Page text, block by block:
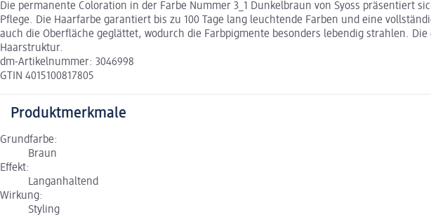
Die permanente Coloration in der Farbe Nummer 3_1 Dunkelbraun von Syoss
Pflege. Die Haarfarbe garantiert bis zu 100 Tage lang leuchtende Farben und eine
auch die Oberfläche geglättet, wodurch die Farbpigmente besonders lebendig strahlen.
Haarstruktur.
dm-Artikelnummer: 3046998
GTIN 4015100817805
Produktmerkmale
Grundfarbe:
Braun
Effekt:
Langanhaltend
Wirkung:
Styling